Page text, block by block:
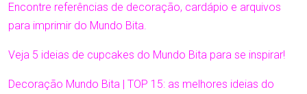
Encontre referências de decoração, cardápio e arquivos
para imprimir do Mundo Bita.
Veja 5 ideias de cupcakes do Mundo Bita para se inspirar!
Decoração Mundo Bita | TOP 15: as melhores ideias do